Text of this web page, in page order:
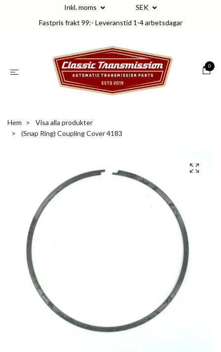
Inkl. moms
SEK
Fastpris frakt 99:- Leveranstid 1-4 arbetsdagar
0
Hem
Visa alla produkter
(Snap Ring) Coupling Cover 4183